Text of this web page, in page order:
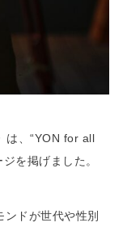
は、“YON for all
を掲げました。
ドが世代や性別